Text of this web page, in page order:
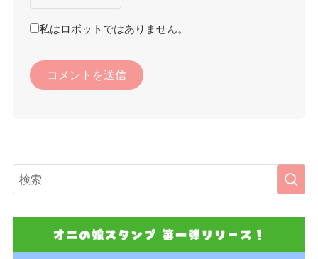
私はロボットではありません。